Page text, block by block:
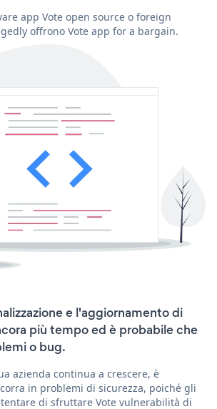
app Vote open source o foreign
offrono Vote app for a bargain.
e l'aggiornamento di
più tempo ed è probabile che
o bug.
azienda continua a crescere, è
in problemi di sicurezza, poiché gli
di sfruttare Vote vulnerabilità di